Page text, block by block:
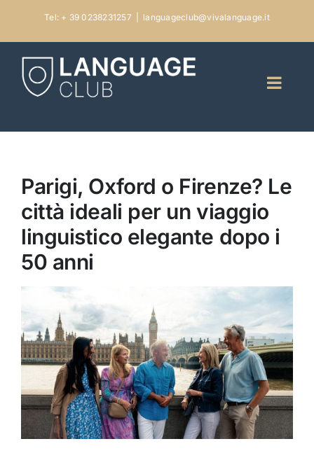
content
Tel: + 39 0238231257 languageclub@vivalanguage.it
Parigi, Oxford o Firenze? Le
città ideali per un viaggio
linguistico elegante dopo i
50 anni
Image